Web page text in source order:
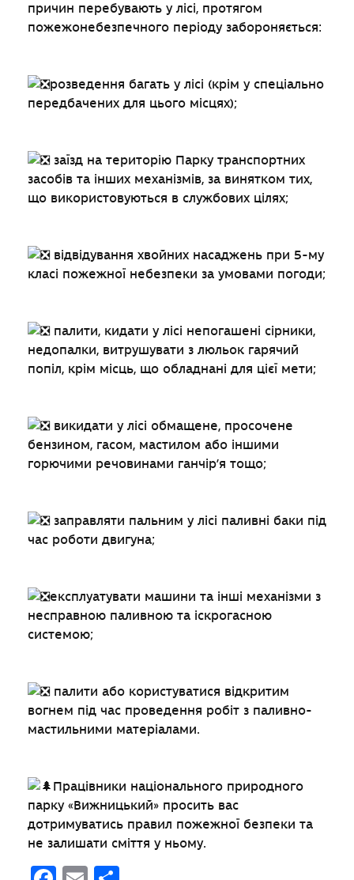
причин перебувають у лісі, протягом
пожежонебезпечного періоду забороняється:
розведення багать у лісі (крім у спеціально
передбачених для цього місцях);
заїзд на територію Парку транспортних
засобів та інших механізмів, за винятком тих,
що використовуються в службових цілях;
відвідування хвойних насаджень при 5-му
класі пожежної небезпеки за умовами погоди;
палити, кидати у лісі непогашені сірники,
недопалки, витрушувати з люльок гарячий
попіл, крім місць, що обладнані для цієї мети;
викидати у лісі обмащене, просочене
бензином, гасом, мастилом або іншими
горючими речовинами ганчір’я тощо;
заправляти пальним у лісі паливні баки під
час роботи двигуна;
експлуатувати машини та інші механізми з
несправною паливною та іскрогасною
системою;
палити або користуватися відкритим
вогнем під час проведення робіт з паливно-
мастильними матеріалами.
Працівники національного природного
парку «Вижницький» просить вас
дотримуватись правил пожежної безпеки та
не залишати сміття у ньому.